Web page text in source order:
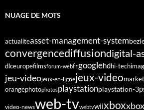
NUAGE DE MOTS
actualiteasset-management-system
convergencediffusiondigital-
dlceuropefilmsforum-webfrgooglehdhi-tech
jeu-videojeux-en-lignejeux-video
orangephotophotosplaystationplaystation-3
video-newsweb-tvwebtvwiixbox